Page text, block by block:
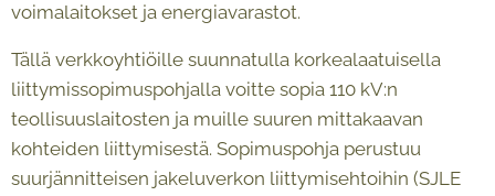
voimalaitokset ja energiavarastot.
Tällä verkkoyhtiöille suunnatulla korkealaatuisella
liittymissopimuspohjalla voitte sopia 110 kV:n
teollisuuslaitosten ja muille suuren mittakaavan
kohteiden liittymisestä. Sopimuspohja perustuu
suurjännitteisen jakeluverkon liittymisehtoihin (SJLE